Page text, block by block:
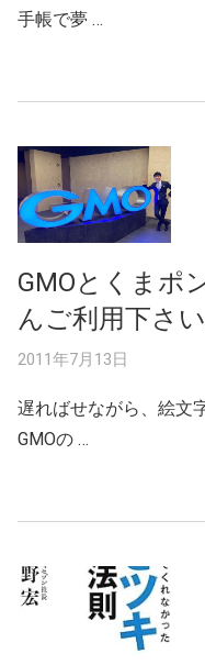
手帳で夢 …
GMOとくまポ
んご利用下さい
2011年7月13日
遅ればせながら、絵文
GMOの …